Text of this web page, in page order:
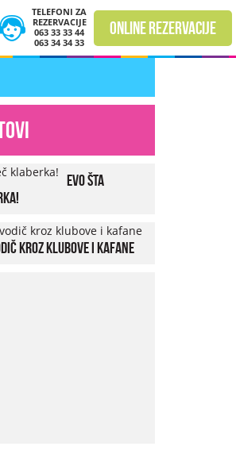
TELEFONI ZA
REZERVACIJE
063 33 33 44
063 34 34 33
online rezervacije
Evo šta
kroz klubove i kafane